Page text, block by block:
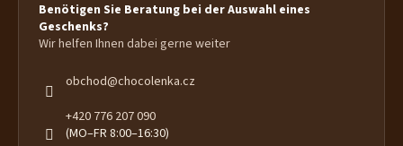
Benötigen Sie Beratung bei der Auswahl eines
Geschenks?
Wir helfen Ihnen dabei gerne weiter
obchod@chocolenka.cz
+420 776 207 090
(MO–FR 8:00–16:30)